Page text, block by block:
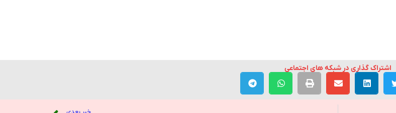
اشتراک گذاری در شبکه های اجتماعی